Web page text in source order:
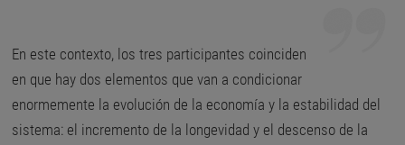
En este contexto, los tres participantes coinciden
en que hay dos elementos que van a condicionar
enormemente la evolución de la economía y la estabilidad del
sistema: el incremento de la longevidad y el descenso de la